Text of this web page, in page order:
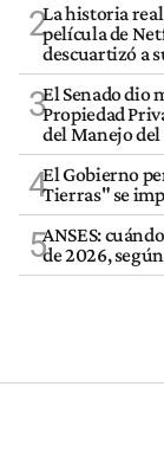
2La historia
película de
descuartizó a
3El Senado dio
Propiedad
del Manejo del
4El Gobierno
Tierras" se
5ANSES:
de 2026,